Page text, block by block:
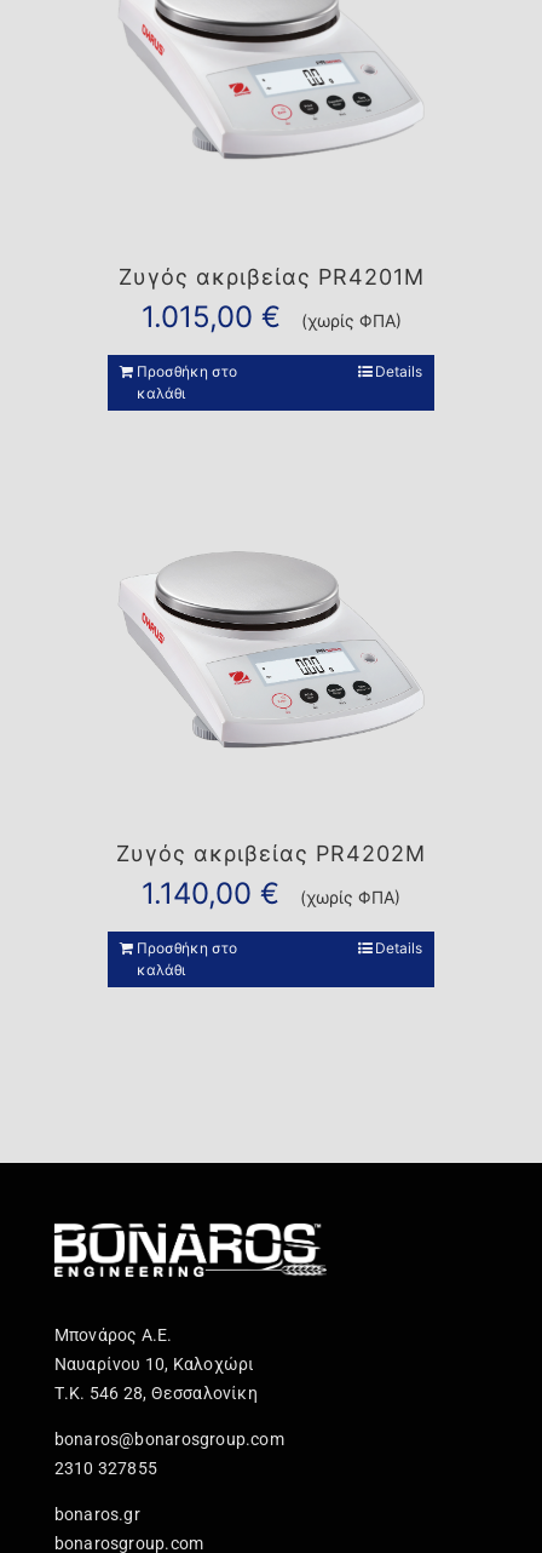
Ζυγός ακριβείας PR4201M
1.015,00 € (χωρίς ΦΠΑ)
Προσθήκη στο
καλάθι
Details
Ζυγός ακριβείας PR4202M
1.140,00 € (χωρίς ΦΠΑ)
Προσθήκη στο
καλάθι
Details
Μπονάρος Α.Ε.
Ναυαρίνου 10, Καλοχώρι
Τ.Κ. 546 28, Θεσσαλονίκη
bonaros@bonarosgroup.com
2310 327855
bonaros.gr
bonarosgroup.com